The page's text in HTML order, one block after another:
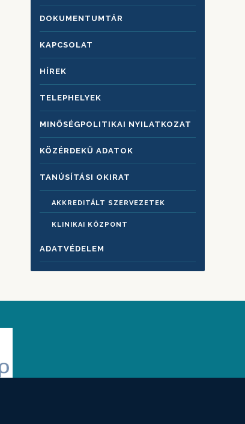
DOKUMENTUMTÁR
KAPCSOLAT
HÍREK
TELEPHELYEK
MINŐSÉGPOLITIKAI NYILATKOZAT
KÖZÉRDEKŰ ADATOK
TANÚSÍTÁSI OKIRAT
AKKREDITÁLT SZERVEZETEK
KLINIKAI KÖZPONT
ADATVÉDELEM